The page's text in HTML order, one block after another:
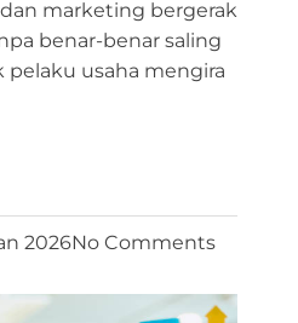
marketing bergerak
benar-benar saling
usaha mengira
2026No Comments